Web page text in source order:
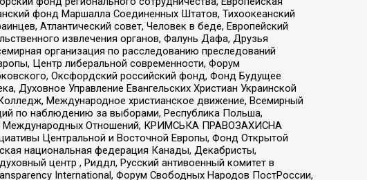
фонд Маршалла Соединенных Штатов, Тихоокеанский
Атлантический совет, Человек в беде, Европейский
извлечения органов, Фалунь Дафа, Друзья
организация по расследованию преследований
Центр либеральной современности, Форум
Оксфордский российский фонд, Фонд Будущее
Духовное Управление Евангельских Христиан Украинской
Международное христианское движение, Всемирный
по наблюдению за выборами, Республика Польша,
Международных Отношений, КРИМСЬКА ПРАВОЗАХИСНА
Центральной и Восточной Европы, Фонд Открытой
национальная федерация Канады, Декабристы,
центр , Риддл, Русский антивоенный комитет в
International, Форум Свободных Народов ПостРоссии,